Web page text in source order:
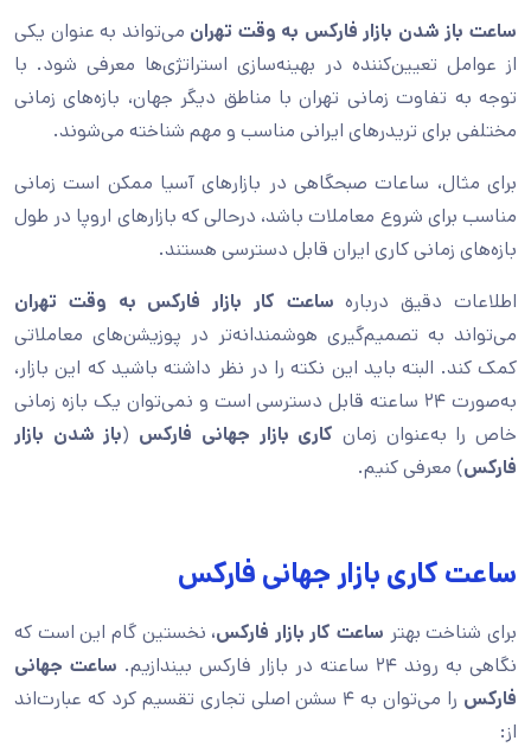
ساعت باز شدن بازار فارکس به وقت تهران می‌تواند به‌ عنوان یکی
از عوامل تعیین‌‌کننده در بهینه‌سازی استراتژی‌ها معرفی شود. با
توجه به تفاوت زمانی تهران با مناطق دیگر جهان، بازه‌های زمانی
مختلفی برای تریدرهای ایرانی مناسب و مهم شناخته می‌شوند.
برای مثال، ساعات صبحگاهی در بازارهای آسیا ممکن است زمانی
مناسب برای شروع معاملات باشد، درحالی که بازارهای اروپا در طول
بازه‌های زمانی کاری ایران قابل دسترسی هستند.
اطلاعات دقیق درباره ساعت کار بازار فارکس به وقت تهران
می‌تواند به تصمیم‌گیری هوشمندانه‌تر در پوزیشن‌های معاملاتی
کمک کند. البته باید این نکته را در نظر داشته باشید که این بازار،
به‌صورت ۲۴ ساعته قابل دسترسی است و نمی‌توان یک بازه زمانی
خاص را به‌عنوان زمان کاری بازار جهانی فارکس (باز شدن بازار
فارکس) معرفی کنیم.
ساعت کاری بازار جهانی فارکس
برای شناخت بهتر ساعت کار بازار فارکس، نخستین گام این است که
نگاهی به روند ۲۴ ساعته در بازار فارکس بیندازیم.
ساعت جهانی
فارکس
را می‌توان به ۴ سشن اصلی تجاری تقسیم کرد که عبارت‌اند
از: